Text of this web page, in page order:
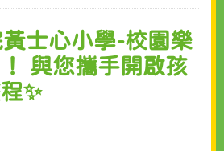
士心小學-校園樂
與您攜手開啟孩
✨